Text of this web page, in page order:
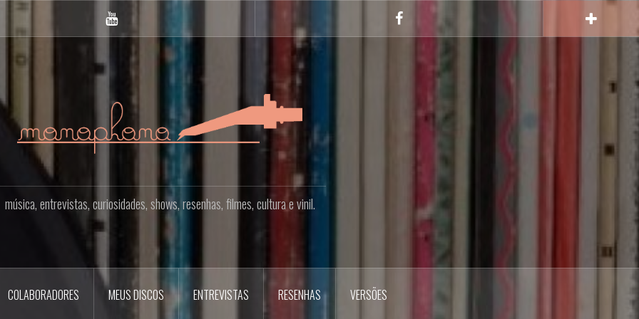
YOUTUBE FACEBOOK
música, entrevistas, curiosidades, shows, resenhas, filmes, cultura e vinil.
COLABORADORES MEUS DISCOS ENTREVISTAS RESENHAS VERSÕES